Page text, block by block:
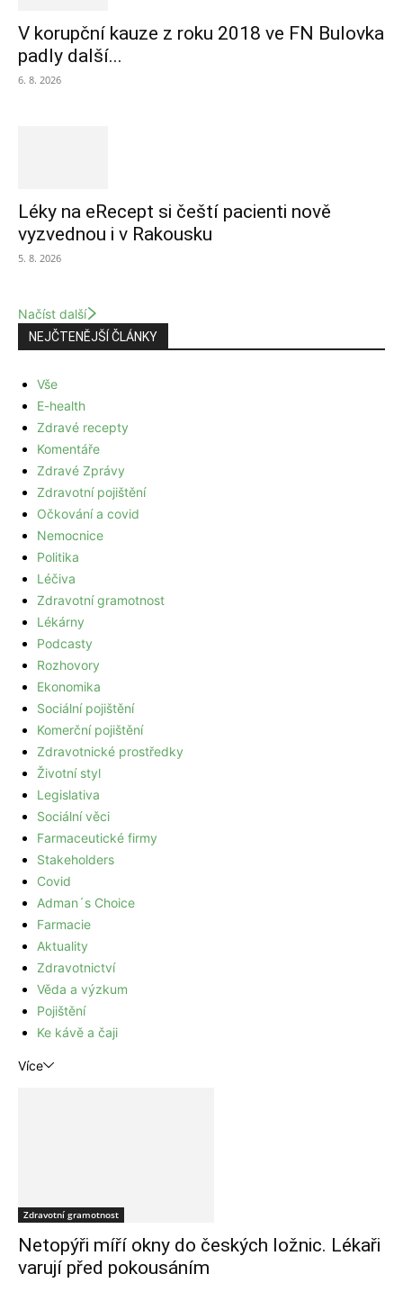
V korupční kauze z roku 2018 ve FN Bulovka
padly další...
6. 8. 2026
Léky na eRecept si čeští pacienti nově
vyzvednou i v Rakousku
5. 8. 2026
Načíst další
NEJČTENĚJŠÍ ČLÁNKY
Vše
E-health
Zdravé recepty
Komentáře
Zdravé Zprávy
Zdravotní pojištění
Očkování a covid
Nemocnice
Politika
Léčiva
Zdravotní gramotnost
Lékárny
Podcasty
Rozhovory
Ekonomika
Sociální pojištění
Komerční pojištění
Zdravotnické prostředky
Životní styl
Legislativa
Sociální věci
Farmaceutické firmy
Stakeholders
Covid
Adman´s Choice
Farmacie
Aktuality
Zdravotnictví
Věda a výzkum
Pojištění
Ke kávě a čaji
Více
Zdravotní gramotnost
Netopýři míří okny do českých ložnic. Lékaři
varují před pokousáním